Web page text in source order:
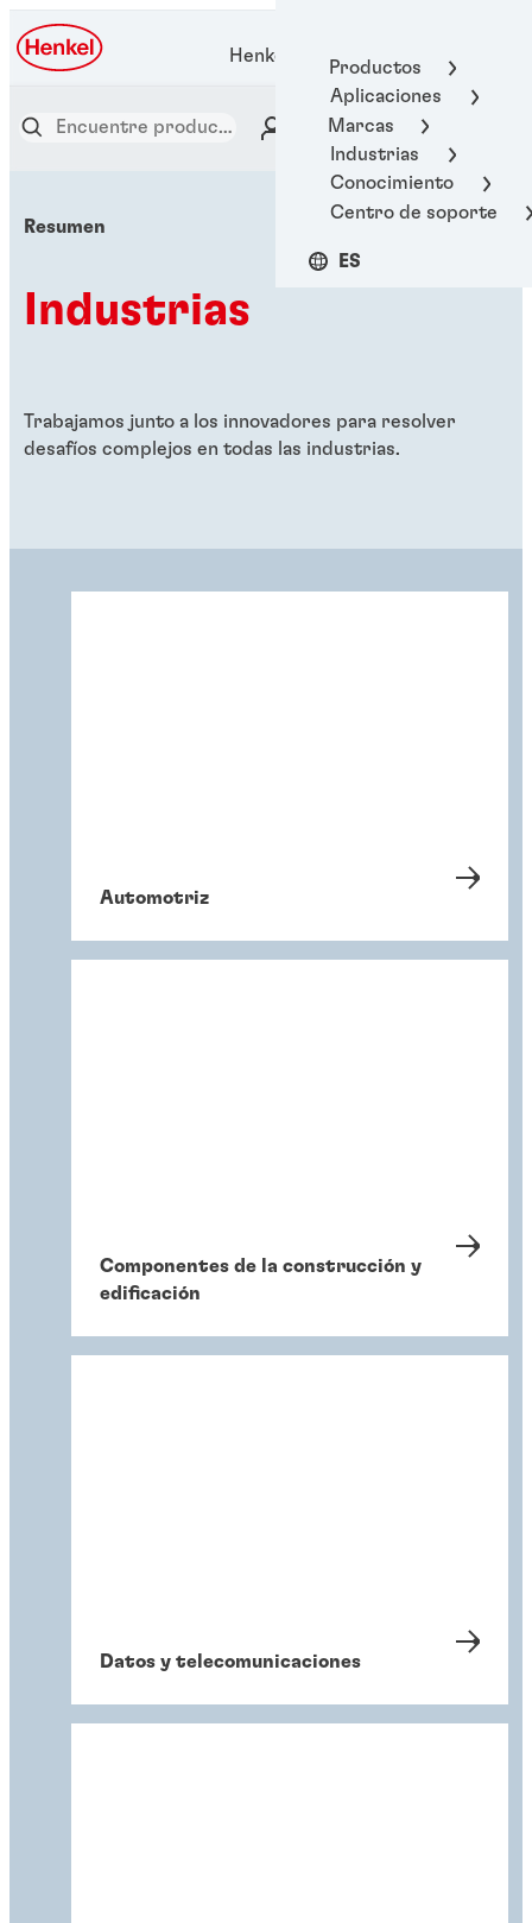
Productos
Aplicaciones
Marcas
Industrias
Conocimiento
Centro de soporte
ES
Henkel Adhesive Technologies
Resumen
Industrias
Trabajamos junto a los innovadores para resolver
desafíos complejos en todas las industrias.
Automotriz
Componentes de la construcción y
edificación
Datos y telecomunicaciones